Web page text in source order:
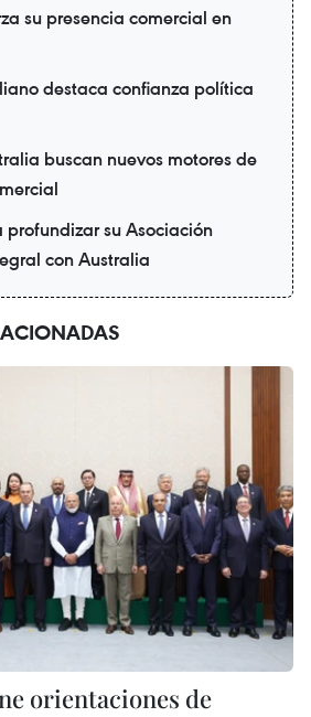
su presencia comercial en
destaca confianza política
buscan nuevos motores de
profundizar su Asociación
con Australia
orientaciones de